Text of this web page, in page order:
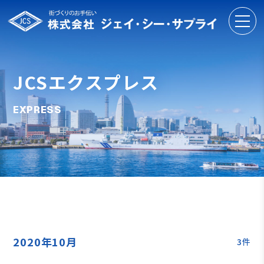
JCSエクスプレス
EXPRESS
2020年10月 3件